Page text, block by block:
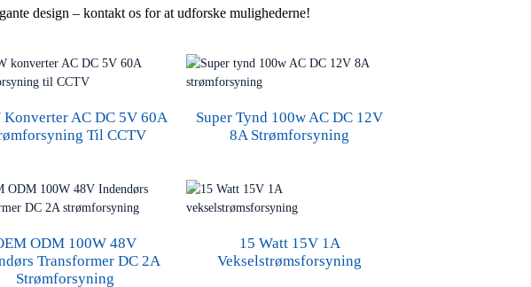
design – kontakt os for at udforske mulighederne!
Konverter AC DC 5V 60A
Til CCTV
Super Tynd 100w AC DC 12V
8A Strømforsyning
ODM 100W 48V
Transformer DC 2A
Strømforsyning
15 Watt 15V 1A
Vekselstrømsforsyning